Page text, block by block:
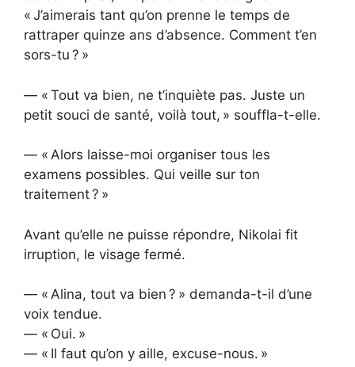
« J’aimerais tant qu’on prenne le temps de
rattraper quinze ans d’absence. Comment t’en
sors-tu ? »
— « Tout va bien, ne t’inquiète pas. Juste un
petit souci de santé, voilà tout, » souffla-t-elle.
— « Alors laisse-moi organiser tous les
examens possibles. Qui veille sur ton
traitement ? »
Avant qu’elle ne puisse répondre, Nikolai fit
irruption, le visage fermé.
— « Alina, tout va bien ? » demanda-t-il d’une
voix tendue.
— « Oui. »
— « Il faut qu’on y aille, excuse-nous. »